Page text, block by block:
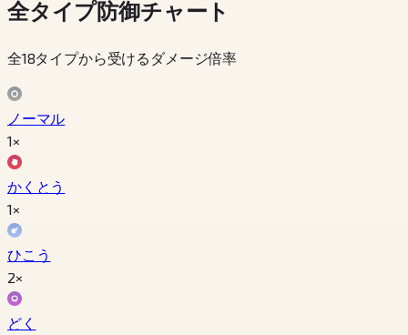
全タイプ防御チャート
全18タイプから受けるダメージ倍率
ノーマル
1×
かくとう
1×
ひこう
2×
どく